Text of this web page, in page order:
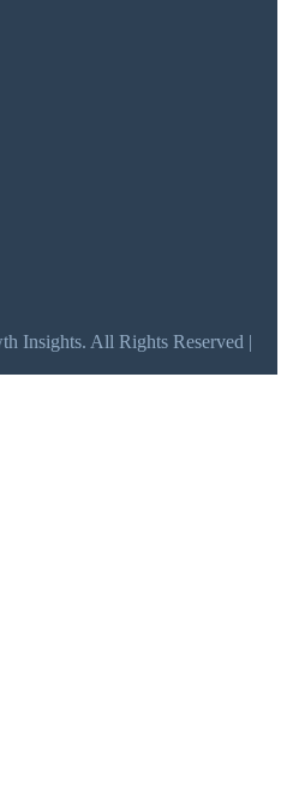
Insights. All Rights Reserved |